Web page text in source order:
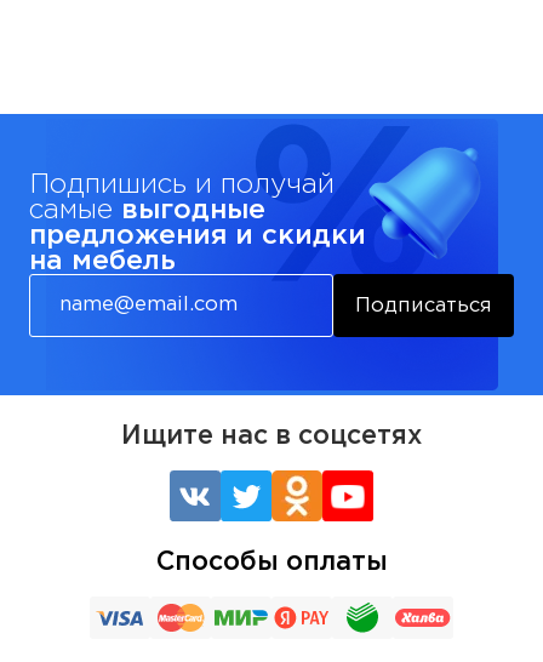
Подпишись и получай
самые выгодные
предложения и скидки
на мебель
Подписаться
Ищите нас в соцсетях
Способы оплаты